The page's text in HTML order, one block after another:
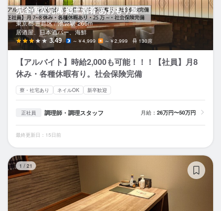
完全個室完備 郷土酒肴 あおもり屋
東京都 豊島区 / 池袋駅 266m
居酒屋、日本酒バー、海鮮
3.49 ～￥4,999 ～￥2,999 130席
【アルバイト】時給2,000も可能！！！【社員】月8
休み・各種休暇有り。社会保険完備
寮・社宅あり ネイルOK 新卒歓迎
正社員 調理師・調理スタッフ 月給： 26万円〜50万円
最終更新日：15日前
1 / 21